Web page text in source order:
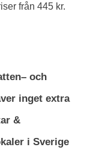
från 445 kr.
– och
inget extra
&
i Sverige